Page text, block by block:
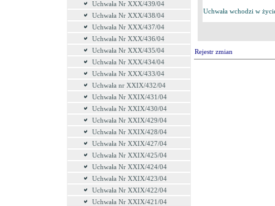
Uchwała Nr XXX/439/04
Uchwała Nr XXX/438/04
Uchwała Nr XXX/437/04
Uchwała Nr XXX/436/04
Uchwała Nr XXX/435/04
Uchwała Nr XXX/434/04
Uchwała Nr XXX/433/04
Uchwała nr XXIX/432/04
Uchwała Nr XXIX/431/04
Uchwała Nr XXIX/430/04
Uchwała Nr XXIX/429/04
Uchwała Nr XXIX/428/04
Uchwała Nr XXIX/427/04
Uchwała Nr XXIX/425/04
Uchwała Nr XXIX/424/04
Uchwała Nr XXIX/423/04
Uchwała Nr XXIX/422/04
Uchwała Nr XXIX/421/04
Uchwała wchodzi w
Rejestr zmian